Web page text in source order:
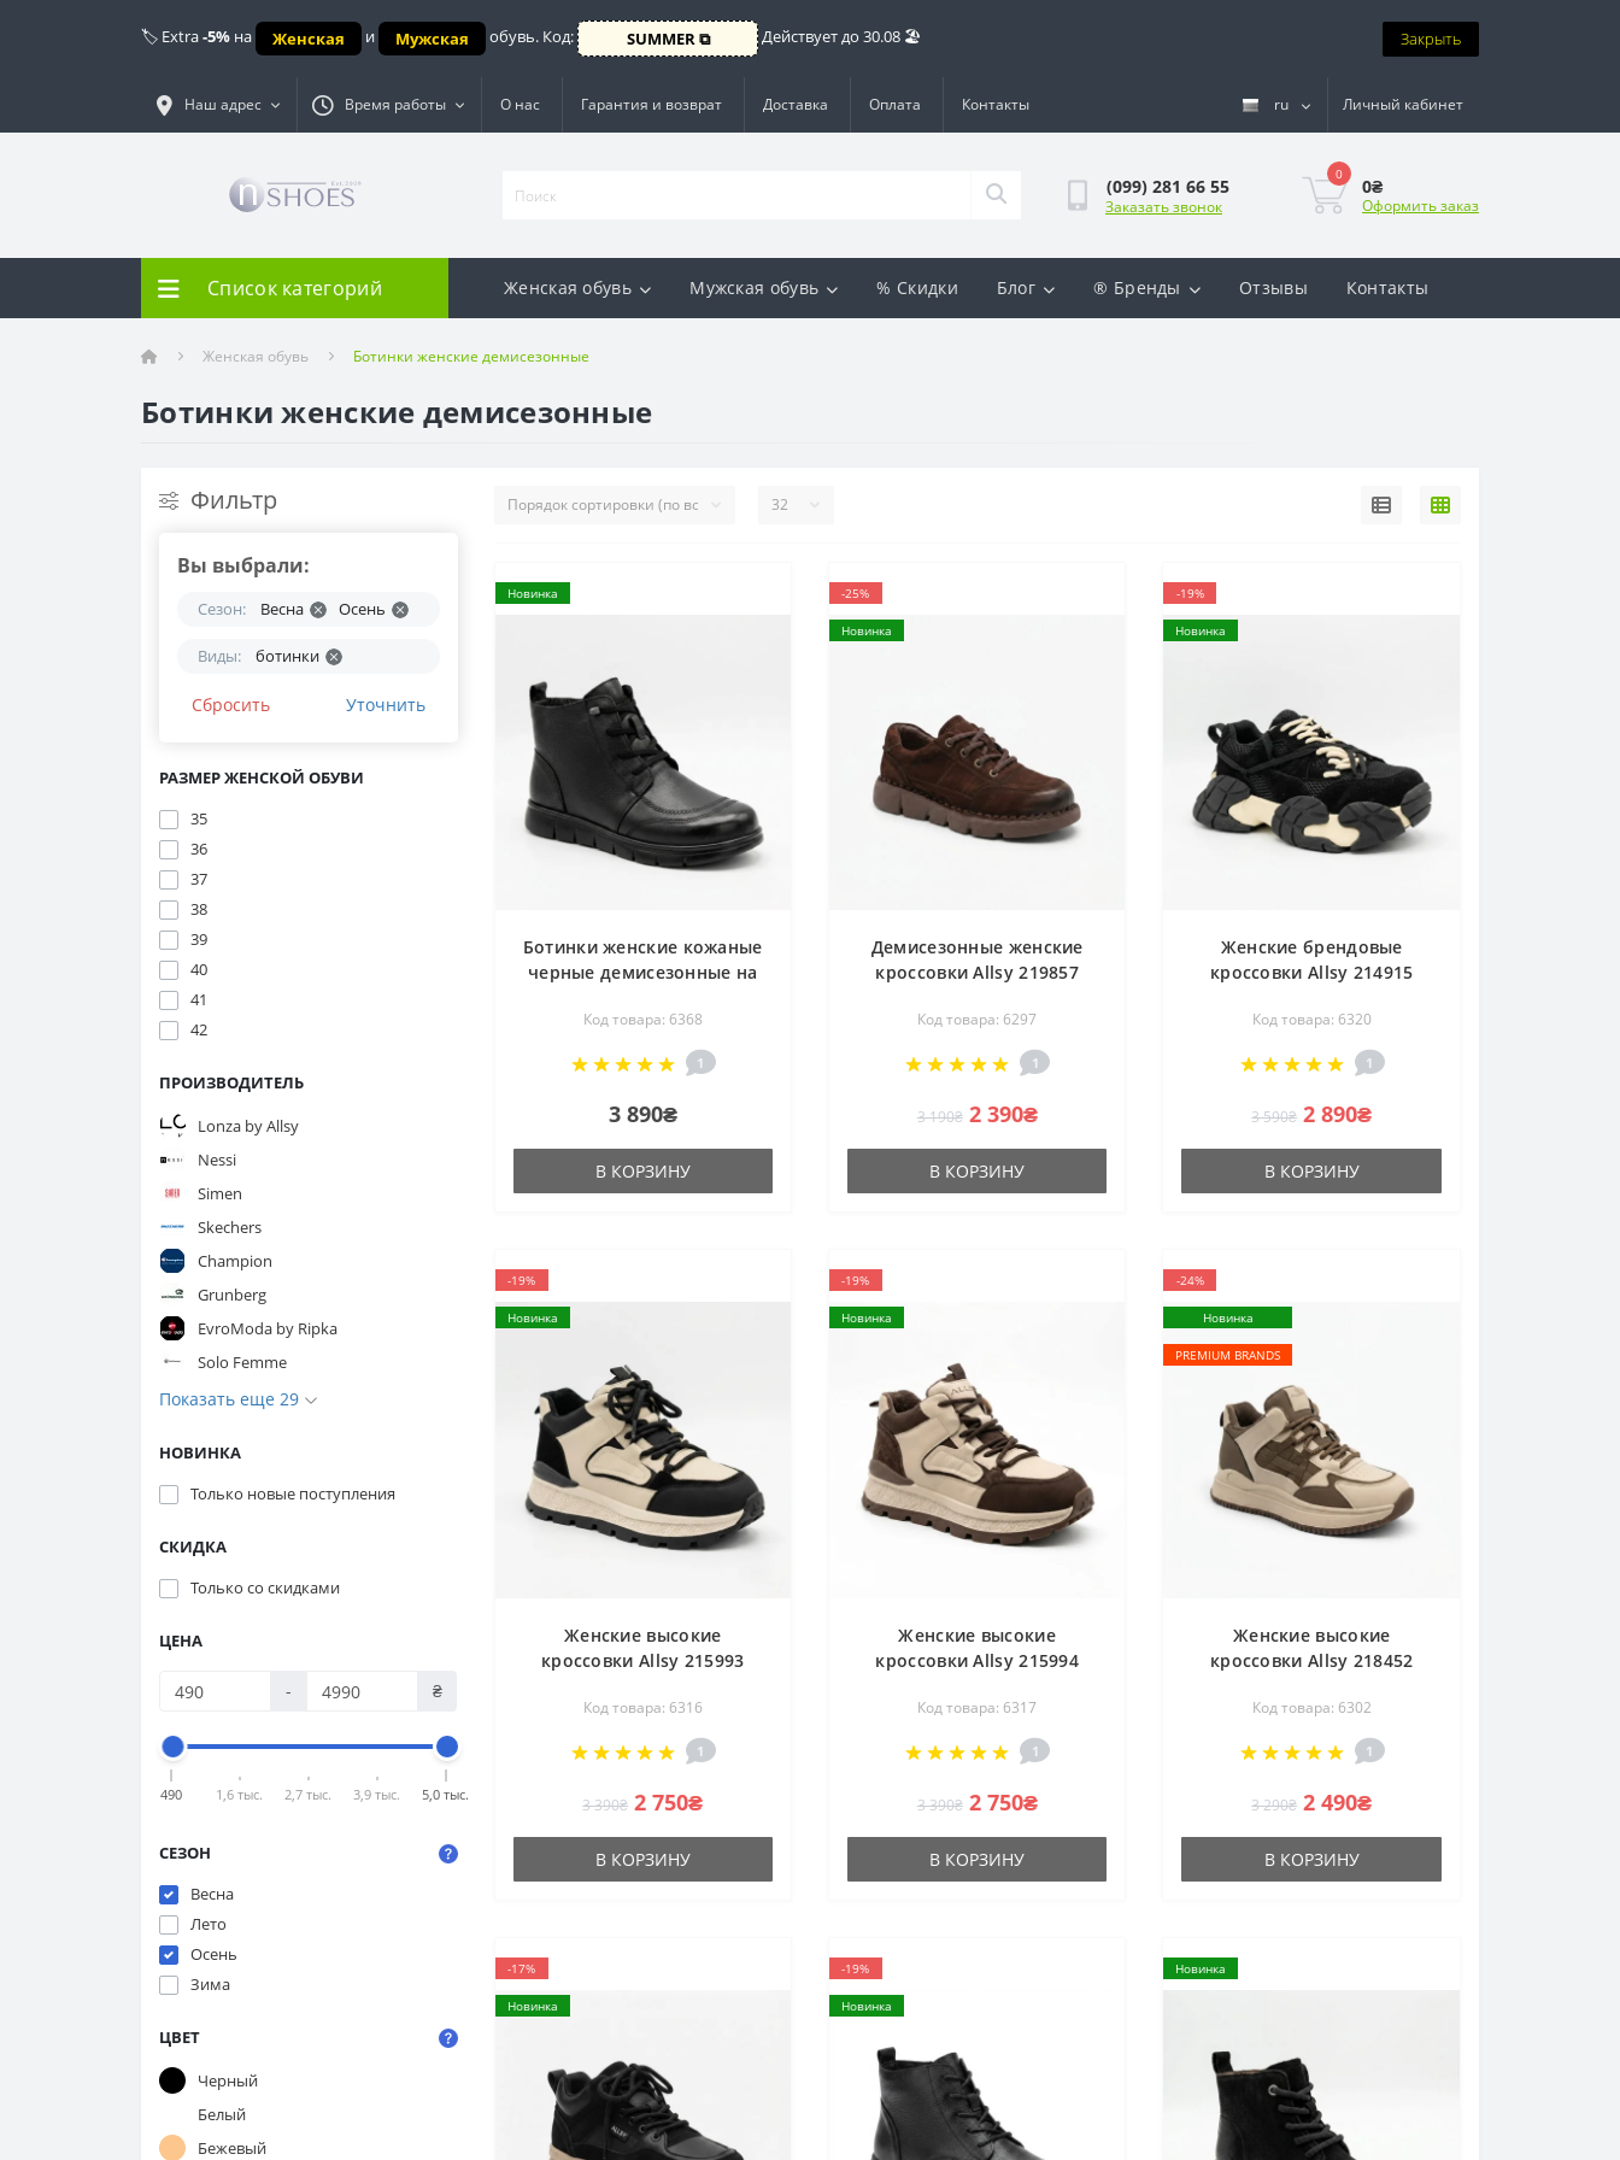
🏷️ Extra-5% на Женская и Мужская обувь. Код: SUMMER ⧉ Действует до 30.08 🏖️ Закрыть
Наш адрес Время работы О нас Гарантия и возврат Доставка Оплата Контакты ru Личный кабинет
(099) 281 66 55
Заказать звонок
0
0₴
Оформить заказ
Список категорий Женская обувь Мужская обувь % Скидки Блог ® Бренды Отзывы Контакты
Женская обувь Ботинки женские демисезонные
Ботинки женские демисезонные
Фильтр
Вы выбрали:
Сезон: Весна Осень
Виды: ботинки
Сбросить Уточнить
РАЗМЕР ЖЕНСКОЙ ОБУВИ
35
36
37
38
39
40
41
42
ПРОИЗВОДИТЕЛЬ
Lonza by Allsy
Nessi
Simen
Skechers
Champion
Grunberg
EvroModa by Ripka
Solo Femme
Показать еще 29
НОВИНКА
Только новые поступления
СКИДКА
Только со cкидками
ЦЕНА
- ₴
490 1,6 тыс. 2,7 тыс. 3,9 тыс. 5,0 тыс.
СЕЗОН
Весна
Лето
Осень
Зима
ЦВЕТ
Черный
Белый
Бежевый
Новинка
Ботинки женские кожаные
черные демисезонные на
216897 687-6097-1P Lonza
219874 6368 BLACK
Код товара: 6368
1
3 890₴
В КОРЗИНУ
-25%
Новинка
Демисезонные женские
кроссовки Allsy 219857
коричневые демисезонные
из натурального нубука
Код товара: 6297
1
3 190₴ 2 390₴
В КОРЗИНУ
-19%
Новинка
Женские брендовые
кроссовки Allsy 214915
натуральной кожи в стиле
Balmain B-East
Код товара: 6320
1
3 590₴ 2 890₴
В КОРЗИНУ
-19%
Новинка
Женские высокие
кроссовки Allsy 215993
6316 BIG BLACK бежево-
черные подкладка байка
верх из натуральной кожи
Код товара: 6316
1
3 390₴ 2 750₴
В КОРЗИНУ
-19%
Новинка
Женские высокие
кроссовки Allsy 215994
6317 BIG BROWN бежево-
коричневые подкладка
байка верх из натуральной
Код товара: 6317
1
3 390₴ 2 750₴
В КОРЗИНУ
-24%
Новинка
PREMIUM BRANDS
Женские высокие
кроссовки Allsy 218452
бежевые демисезонные из
натуральной кожи
Код товара: 6302
1
3 290₴ 2 490₴
В КОРЗИНУ
-17%
Новинка
-19%
Новинка
Новинка